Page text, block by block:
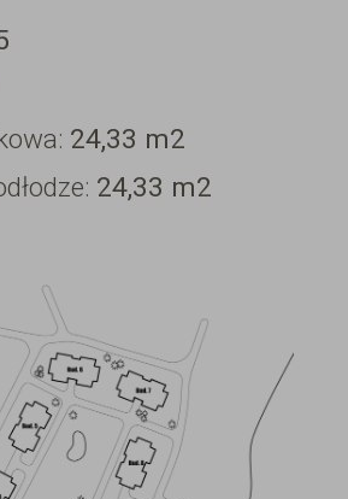
24,33 m2
24,33 m2